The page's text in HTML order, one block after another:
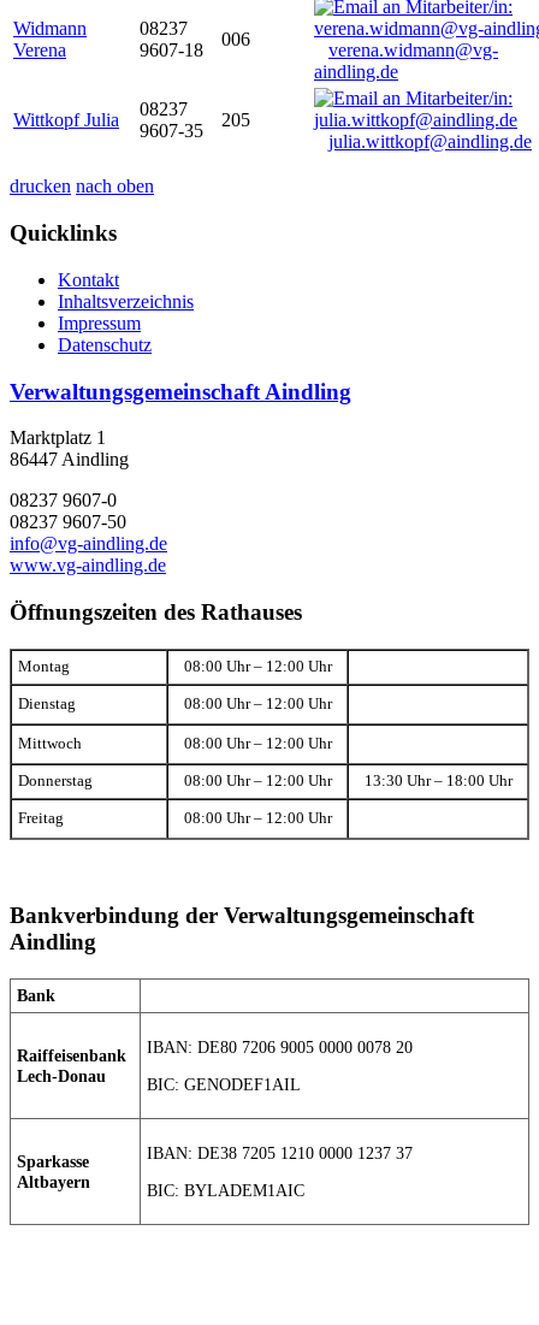
Widmann
Verena
08237
9607-18
006
verena.widmann@vg-
aindling.de
Wittkopf Julia
08237
9607-35
205
julia.wittkopf@aindling.de
drucken nach oben
Quicklinks
Kontakt
Inhaltsverzeichnis
Impressum
Datenschutz
Verwaltungsgemeinschaft Aindling
Marktplatz 1
86447 Aindling
08237 9607-0
08237 9607-50
info@vg-aindling.de
www.vg-aindling.de
Öffnungszeiten des Rathauses
Montag 08:00 Uhr – 12:00 Uhr
Dienstag 08:00 Uhr – 12:00 Uhr
Mittwoch 08:00 Uhr – 12:00 Uhr
Donnerstag 08:00 Uhr – 12:00 Uhr 13:30 Uhr – 18:00 Uhr
Freitag 08:00 Uhr – 12:00 Uhr
Bankverbindung der Verwaltungsgemeinschaft
Aindling
Bank
Raiffeisenbank
Lech-Donau
IBAN: DE80 7206 9005 0000 0078 20
BIC: GENODEF1AIL
Sparkasse
Altbayern
IBAN: DE38 7205 1210 0000 1237 37
BIC: BYLADEM1AIC